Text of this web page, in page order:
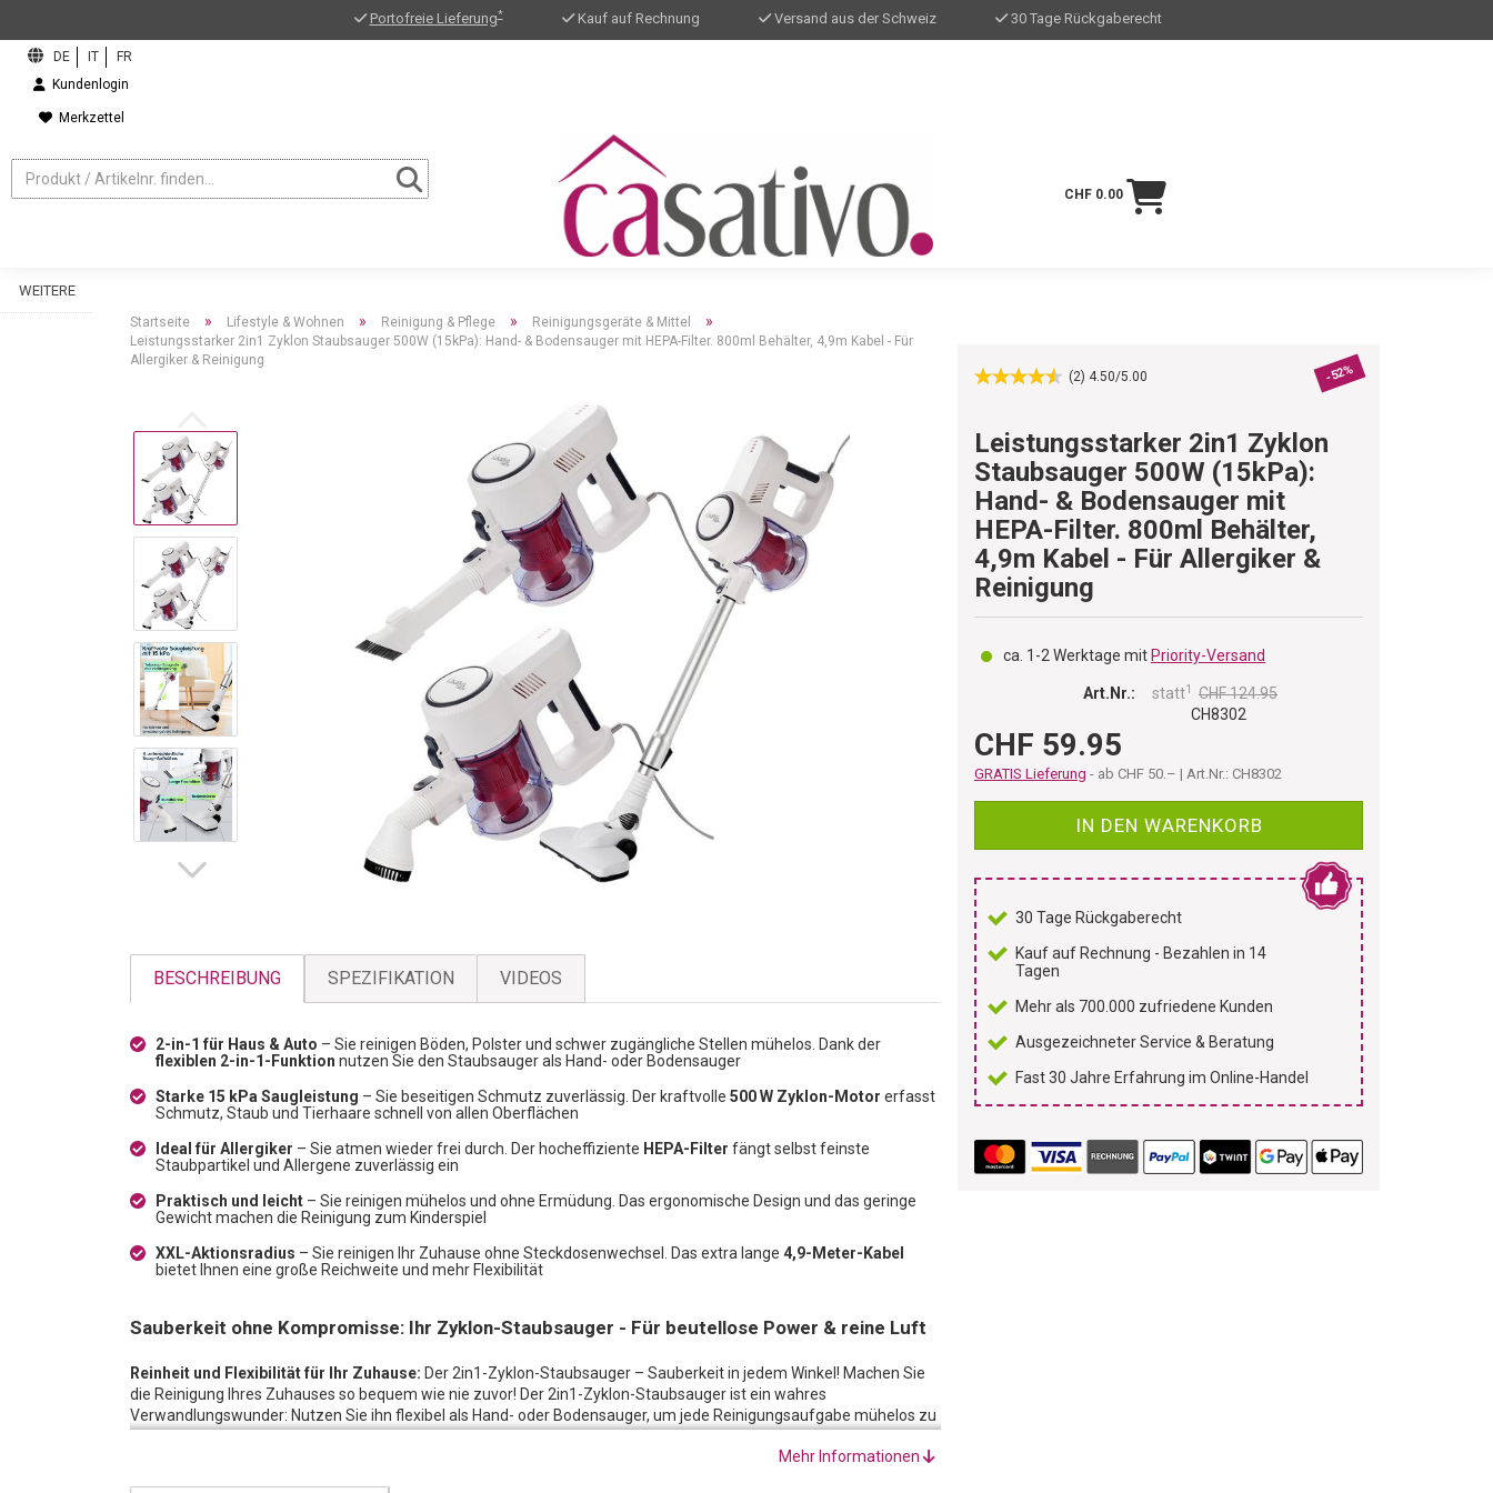
Portofreie Lieferung* Kauf auf Rechnung Versand aus der Schweiz 30 Tage Rückgaberecht
Kundenlogin
Merkzettel
CHF 0.00
WEITERE
Startseite » Lifestyle & Wohnen » Reinigung & Pflege » Reinigungsgeräte & Mittel »
Leistungsstarker 2in1 Zyklon Staubsauger 500W (15kPa): Hand- & Bodensauger mit HEPA-Filter. 800ml Behälter, 4,9m Kabel - Für
Allergiker & Reinigung
-52%
(2) 4.50/5.00
Leistungsstarker 2in1 Zyklon
Staubsauger 500W (15kPa):
Hand- & Bodensauger mit
HEPA-Filter. 800ml Behälter,
4,9m Kabel - Für Allergiker &
Reinigung
ca. 1-2 Werktage mit Priority-Versand
Art.Nr.:
CH8302
statt1 CHF 124.95
CHF 59.95
GRATIS Lieferung - ab CHF 50.– | Art.Nr.: CH8302
IN DEN WARENKORB
30 Tage Rückgaberecht
Kauf auf Rechnung - Bezahlen in 14
Tagen
Mehr als 700.000 zufriedene Kunden
Ausgezeichneter Service & Beratung
Fast 30 Jahre Erfahrung im Online-Handel
BESCHREIBUNG SPEZIFIKATION VIDEOS
2-in-1 für Haus & Auto – Sie reinigen Böden, Polster und schwer zugängliche Stellen mühelos. Dank der
flexiblen 2-in-1-Funktion nutzen Sie den Staubsauger als Hand- oder Bodensauger
Starke 15 kPa Saugleistung – Sie beseitigen Schmutz zuverlässig. Der kraftvolle 500 W Zyklon-Motor erfasst
Schmutz, Staub und Tierhaare schnell von allen Oberflächen
Ideal für Allergiker – Sie atmen wieder frei durch. Der hocheffiziente HEPA-Filter fängt selbst feinste
Staubpartikel und Allergene zuverlässig ein
Praktisch und leicht – Sie reinigen mühelos und ohne Ermüdung. Das ergonomische Design und das geringe
Gewicht machen die Reinigung zum Kinderspiel
XXL-Aktionsradius – Sie reinigen Ihr Zuhause ohne Steckdosenwechsel. Das extra lange 4,9-Meter-Kabel
bietet Ihnen eine große Reichweite und mehr Flexibilität
Sauberkeit ohne Kompromisse: Ihr Zyklon-Staubsauger - Für beutellose Power & reine Luft
Reinheit und Flexibilität für Ihr Zuhause: Der 2in1-Zyklon-Staubsauger – Sauberkeit in jedem Winkel! Machen Sie
die Reinigung Ihres Zuhauses so bequem wie nie zuvor! Der 2in1-Zyklon-Staubsauger ist ein wahres
Verwandlungswunder: Nutzen Sie ihn flexibel als Hand- oder Bodensauger, um jede Reinigungsaufgabe mühelos zu
die Steckdose wechseln zu müssen. Erleben Sie eine neue Dimension der Sauberkeit und Effizienz!Mehr Informationen